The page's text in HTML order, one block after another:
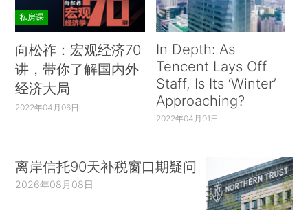
私房课
向松祚：宏观经济70
讲，带你了解国内外
经济大局
2022年04月06日
In Depth: As
Tencent Lays Off
Staff, Is Its ‘Winter’
Approaching?
2022年04月01日
离岸信托90天补税窗口期疑问
2026年08月08日